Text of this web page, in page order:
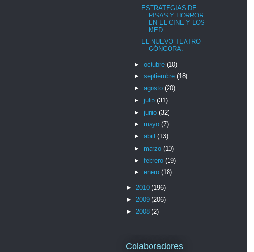
ESTRATEGIAS DE
RISAS Y HORROR
EN EL CINE Y LOS
MED...
EL NUEVO TEATRO
GÓNGORA.
► octubre (10)
► septiembre (18)
► agosto (20)
► julio (31)
► junio (32)
► mayo (7)
► abril (13)
► marzo (10)
► febrero (19)
► enero (18)
► 2010 (196)
► 2009 (206)
► 2008 (2)
Colaboradores